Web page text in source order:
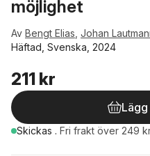
möjlighet
Av Bengt Elias Johan
Häftad, Svenska, 2024
211 kr
Skickas . Fri frakt över 249